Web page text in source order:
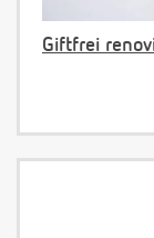
Giftfrei